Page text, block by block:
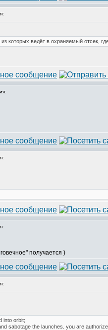
которых ведёт в охраняемый отсек,
получается )
into orbit;
sabotage the launches. you are